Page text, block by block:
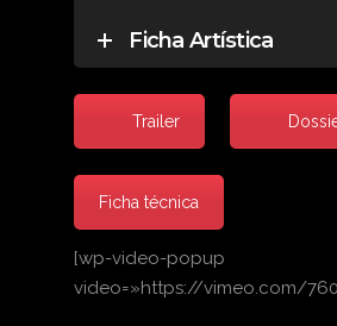
Ficha Artística
Trailer
Ficha técnica
[wp-video-popup
video=»https://vimeo.com/